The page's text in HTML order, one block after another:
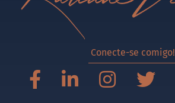
Conecte-se comigo!